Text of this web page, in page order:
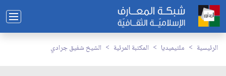
الرئيسية ملتيميديا المكتبة المرئية الشيخ شفيق جرادي